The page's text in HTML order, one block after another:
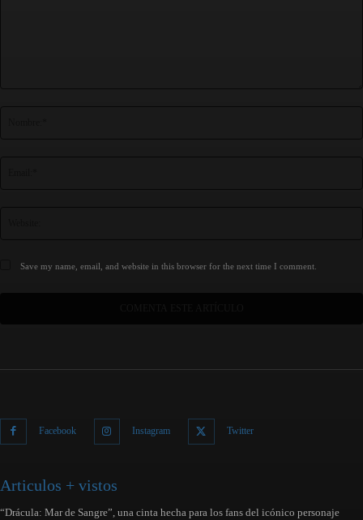
Save my name, email, and website in this browser for the next time I comment.
Facebook Instagram Twitter
Articulos + vistos
“Drácula: Mar de Sangre”, una cinta hecha para los fans del icónico personaje